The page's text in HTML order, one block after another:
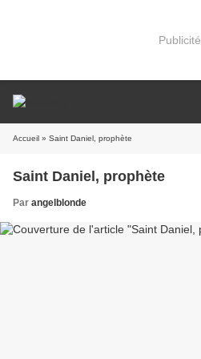
Publicité
Accueil » Saint Daniel, prophète
Saint Daniel, prophète
Par angelblonde